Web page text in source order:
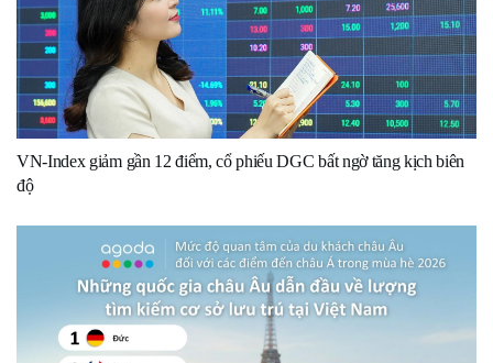
VN-Index giảm gần 12 điểm, cổ phiếu DGC bất ngờ tăng kịch biên
độ